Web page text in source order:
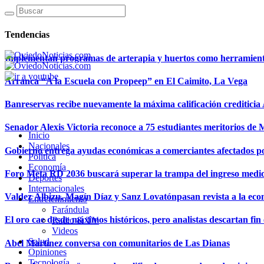
Tendencias
Implementan programas de arterapia y huertos como
Arranca “A la Escuela con Propeep” en El Caimito, La Vega
Banreservas recibe nuevamente la máxima calificación
Senador Alexis Victoria reconoce a 75 estudiantes meritorios
Gobierno entrega ayudas económicas a comerciantes
Foro Meta RD 2036 buscará superar la trampa del ingreso
Valdez Albizu, Magín Díaz y Sanz Lovatónpasan revista a la
El oro cae desde máximos históricos, pero analistas descartan fin
Abel Martínez conversa con comunitarios de Las Dianas
Inicio
Nacionales
Política
Economía
Deportes
Internacionales
Entretenimiento
Farándula
Radio & TV
Videos
Salud
Opiniones